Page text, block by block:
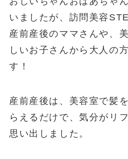
いましたが、訪問美容
産前産後のママさんや、
しいお子さんから大人の
す！
産前産後は、美容室で髪
らえるだけで、気分がリ
思い出しました。